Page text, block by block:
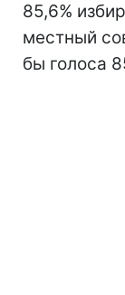
85,6%
местный
бы голоса